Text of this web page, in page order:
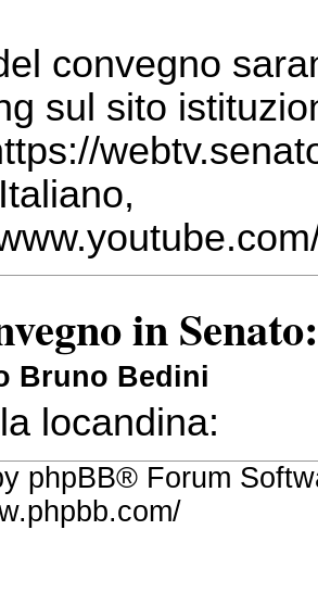
convegno
sul sito
in
Bruno Bedini
locandina:
phpBB® Forum